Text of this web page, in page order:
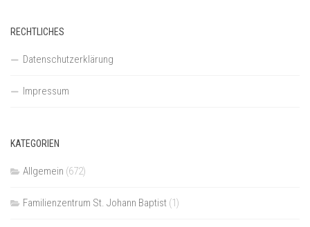
RECHTLICHES
Datenschutzerklärung
Impressum
KATEGORIEN
Allgemein (672)
Familienzentrum St. Johann Baptist (1)